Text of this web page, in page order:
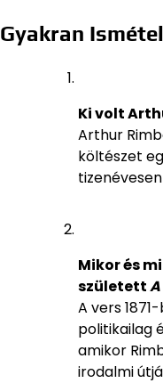
Gyakran
Ki volt
Arthur
költészet
Mikor és
született
A vers
politikailag
amikor
irodalmi